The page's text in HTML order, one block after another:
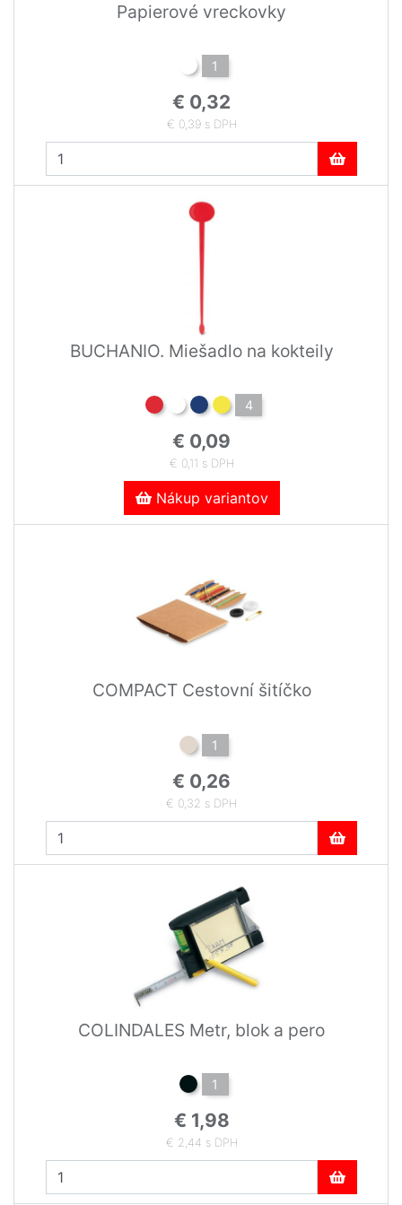
Papierové vreckovky
1
€ 0,32
€ 0,39 s DPH
BUCHANIO. Miešadlo na kokteily
4
€ 0,09
€ 0,11 s DPH
Nákup variantov
COMPACT Cestovní šitíčko
1
€ 0,26
€ 0,32 s DPH
COLINDALES Metr, blok a pero
1
€ 1,98
€ 2,44 s DPH